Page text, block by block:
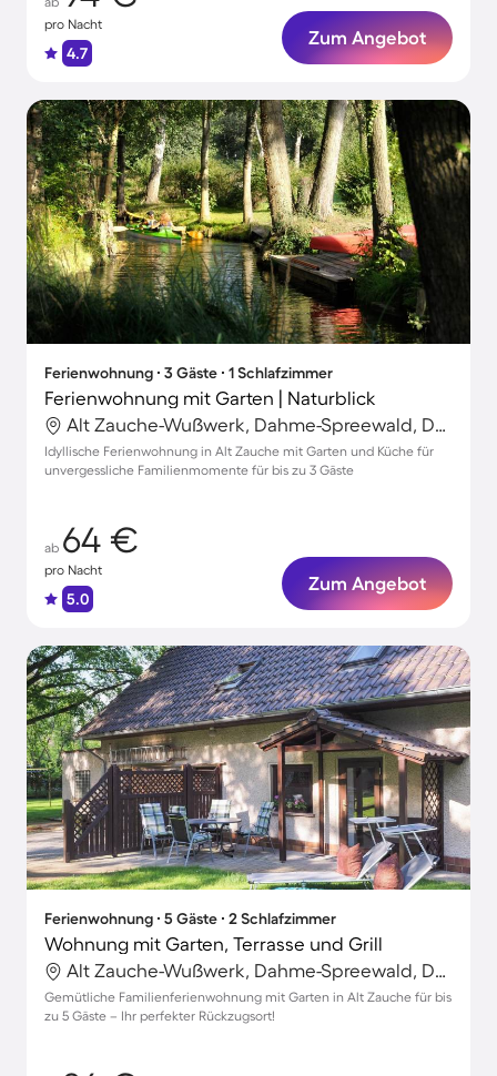
pro Nacht
4.7
Zum Angebot
Ferienwohnung ∙ 3 Gäste ∙ 1 Schlafzimmer
Ferienwohnung mit Garten | Naturblick
Alt Zauche-Wußwerk, Dahme-Spreewald, Deutschland
Idyllische Ferienwohnung in Alt Zauche mit Garten und Küche für
unvergessliche Familienmomente für bis zu 3 Gäste
ab 64 €
pro Nacht
5.0
Zum Angebot
Ferienwohnung ∙ 5 Gäste ∙ 2 Schlafzimmer
Wohnung mit Garten, Terrasse und Grill
Alt Zauche-Wußwerk, Dahme-Spreewald, Deutschland
Gemütliche Familienferienwohnung mit Garten in Alt Zauche für bis
zu 5 Gäste – Ihr perfekter Rückzugsort!